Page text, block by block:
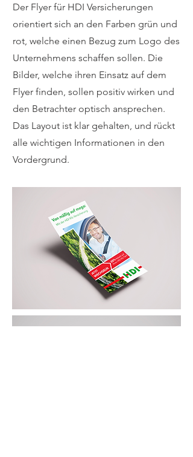
Der Flyer für HDI Versicherungen
orientiert sich an den Farben grün und
rot, welche einen Bezug zum Logo des
Unternehmens schaffen sollen. Die
Bilder, welche ihren Einsatz auf dem
Flyer finden, sollen positiv wirken und
den Betrachter optisch ansprechen.
Das Layout ist klar gehalten, und rückt
alle wichtigen Informationen in den
Vordergrund.